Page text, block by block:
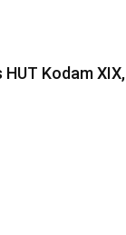
Kodam XIX,